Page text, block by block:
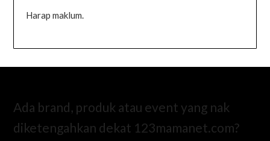
Harap maklum.
Ada brand, produk atau event yang nak
diketengahkan dekat 123mamanet.com?